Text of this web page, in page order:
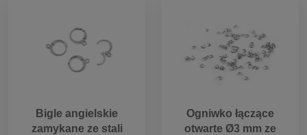
Bigle angielskie
zamykane ze stali
Ogniwko łączące
otwarte Ø3 mm ze